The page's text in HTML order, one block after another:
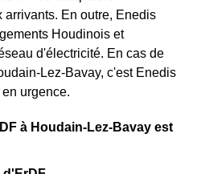
En outre, Enedis
Houdinois et
d'électricité. En cas de
Lez-Bavay, c'est Enedis
urgence.
à Houdain-Lez-Bavay est